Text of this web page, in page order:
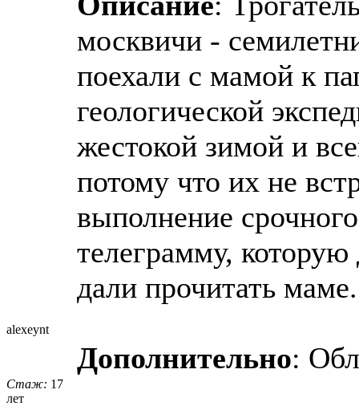
alexeynt
Стаж: 17
лет
москвичи -
поехали с мамой к
геологической
жестокой зимой и
потому что их не
выполнение
телеграмму,
дали прочитать
Дополнительно: